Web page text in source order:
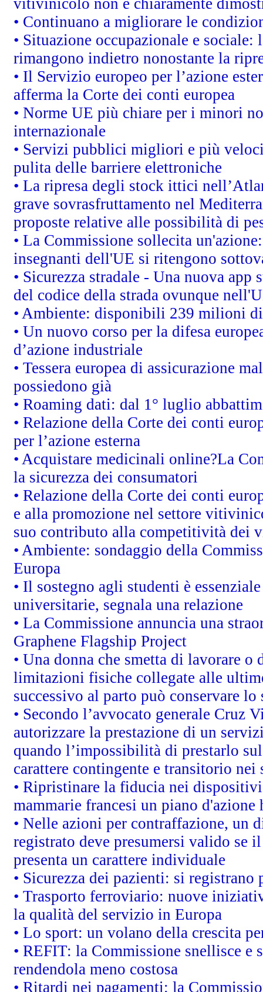
• Continuano a migliorare le
• Situazione occupazionale e
rimangono indietro nonostante la
• Il Servizio europeo per l’azione
afferma la Corte dei conti europea
• Norme UE più chiare per i minori
internazionale
• Servizi pubblici migliori e più
pulita delle barriere elettroniche
• La ripresa degli stock ittici
grave sovrasfruttamento nel
proposte relative alle possibilità di
• La Commissione sollecita
insegnanti dell'UE si ritengono
• Sicurezza stradale - Una nuova
del codice della strada ovunque
• Ambiente: disponibili 239 milioni
• Un nuovo corso per la difesa
d’azione industriale
• Tessera europea di assicurazione
possiedono già
• Roaming dati: dal 1° luglio
• Relazione della Corte dei conti
per l’azione esterna
• Acquistare medicinali online?La
la sicurezza dei consumatori
• Relazione della Corte dei conti
e alla promozione nel settore
suo contributo alla competitività dei
• Ambiente: sondaggio della
Europa
• Il sostegno agli studenti è
universitarie, segnala una relazione
• La Commissione annuncia una
Graphene Flagship Project
• Una donna che smetta di lavorare
limitazioni fisiche collegate alle
successivo al parto può conservare
• Secondo l’avvocato generale Cruz
autorizzare la prestazione di un
quando l’impossibilità di prestarlo
carattere contingente e transitorio
• Ripristinare la fiducia nei
mammarie francesi un piano
• Nelle azioni per contraffazione, un
registrato deve presumersi valido se
presenta un carattere individuale
• Sicurezza dei pazienti: si
• Trasporto ferroviario: nuove
la qualità del servizio in Europa
• Lo sport: un volano della crescita
• REFIT: la Commissione snellisce
rendendola meno costosa
• Ritardi nei pagamenti: la